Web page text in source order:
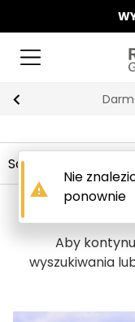
Aby
wyszukiwania
warning
Nie
ponownie